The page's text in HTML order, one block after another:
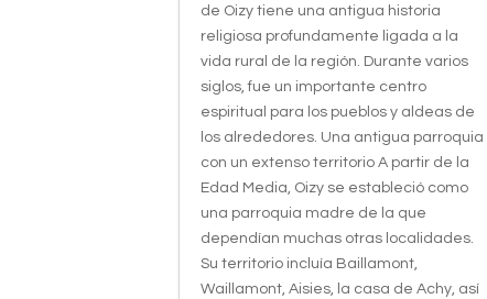
de Oizy tiene una antigua historia
religiosa profundamente ligada a la
vida rural de la región. Durante varios
siglos, fue un importante centro
espiritual para los pueblos y aldeas de
los alrededores. Una antigua parroquia
con un extenso territorio A partir de la
Edad Media, Oizy se estableció como
una parroquia madre de la que
dependían muchas otras localidades.
Su territorio incluía Baillamont,
Waillamont, Aisies, la casa de Achy, así